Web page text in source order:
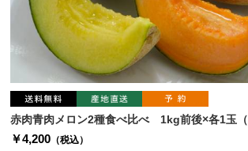
赤肉青肉メロン2種食べ比べ 1kg前後×各1玉（
￥4,200 （税込）